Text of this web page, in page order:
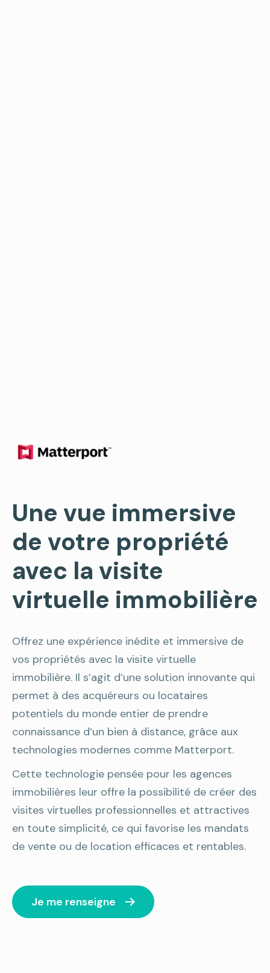
Une vue immersive
de votre propriété
avec la visite
virtuelle immobilière
Offrez une expérience inédite et immersive de
vos propriétés avec la visite virtuelle
immobilière. Il s’agit d’une solution innovante qui
permet à des acquéreurs ou locataires
potentiels du monde entier de prendre
connaissance d’un bien à distance, grâce aux
technologies modernes comme Matterport.
Cette technologie pensée pour les agences
immobilières leur offre la possibilité de créer des
visites virtuelles professionnelles et attractives
en toute simplicité, ce qui favorise les mandats
de vente ou de location efficaces et rentables.
Je me renseigne